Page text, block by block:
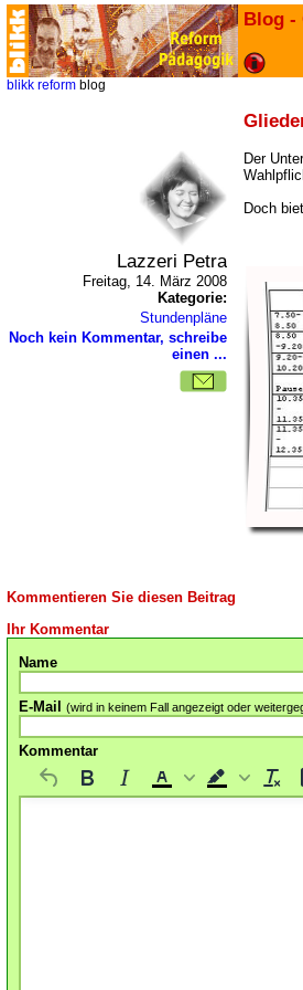
Blog -
blikk reform blog
Lazzeri Petra
Freitag, 14. März 2008
Kategorie:
Stundenpläne
Noch kein Kommentar, schreibe
einen ...
Der
Doch
Kommentieren Sie diesen Beitrag
Ihr Kommentar
Name
E-Mail (wird in keinem Fall angezeigt oder
Kommentar